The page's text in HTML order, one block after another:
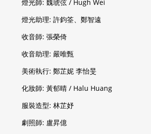
燈光師: 魏琥弦 / Hugh Wei
燈光助理: 許鈞筌、鄭智遠
收音師: 張榮倚
收音助理: 嚴唯甄
美術執行: 鄭芷妮 李怡旻
化妝師: 黃郁晴 / Halu Huang
服裝造型: 林芷妤
劇照師: 盧昇億